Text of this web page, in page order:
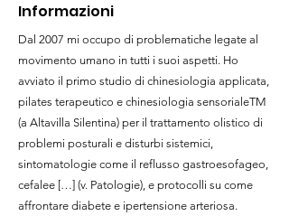
Informazioni
Dal 2007 mi occupo di problematiche legate al
movimento umano in tutti i suoi aspetti. Ho
avviato il primo studio di chinesiologia applicata,
pilates terapeutico e chinesiologia sensorialeTM
(a Altavilla Silentina) per il trattamento olistico di
problemi posturali e disturbi sistemici,
sintomatologie come il reflusso gastroesofageo,
cefalee […] (v. Patologie), e protocolli su come
affrontare diabete e ipertensione arteriosa.